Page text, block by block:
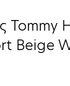
Beige